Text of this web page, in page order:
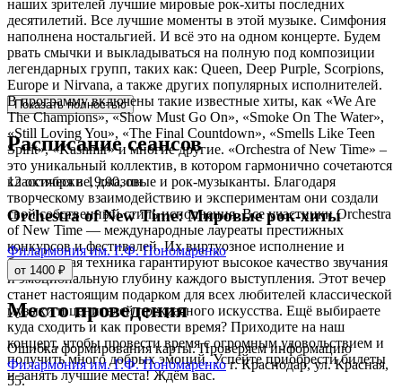
наших зрителей лучшие мировые рок-хиты последних
десятилетий. Все лучшие моменты в этой музыке. Симфония
наполнена ностальгией. И всё это на одном концерте. Будем
рвать смычки и выкладываться на полную под композиции
легендарных групп, таких как: Queen, Deep Purple, Scorpions,
Europe и Nirvana, а также других популярных исполнителей.
В программу включены такие известные хиты, как «We Are
The Champions», «Show Must Go On», «Smoke On The Water»,
«Still Loving You», «The Final Countdown», «Smells Like Teen
Spirit», «Kashmir» и многие другие. «Orchestra of New Time» –
это уникальный коллектив, в котором гармонично сочетаются
классические, джазовые и рок-музыканты. Благодаря
творческому взаимодействию и экспериментам они создали
свой собственный стиль исполнения. Все участники Orchestra
of New Time — международные лауреаты престижных
конкурсов и фестивалей. Их виртуозное исполнение и
безупречная техника гарантируют высокое качество звучания
и эмоциональную глубину каждого выступления. Этот вечер
станет настоящим подарком для всех любителей классической
музыки и ценителей прекрасного искусства. Ещё выбираете
куда сходить и как провести время? Приходите на наш
концерт, чтобы провести время с огромным удовольствием и
получить много добрых эмоций. Успейте приобрести билеты
и занять лучшие места! Ждём вас.
Показать полностью
Расписание сеансов
12 октября в 19:00, пн
Orchestra of New Time: Мировые рок-хиты
Филармония им. Г.Ф. Пономаренко
от 1400 ₽
Место проведения
Ошибка формирования карты. Проверяем информацию
Филармония им. Г.Ф. Пономаренко г. Краснодар, ул. Красная,
55.